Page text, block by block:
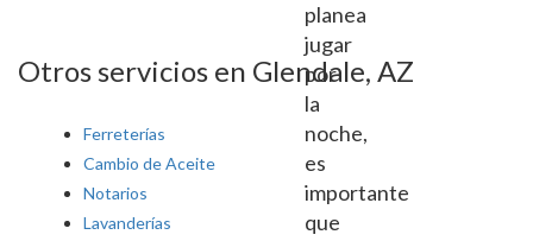
planea
jugar
por
la
noche,
es
importante
que
Otros servicios en Glendale, AZ
Ferreterías
Cambio de Aceite
Notarios
Lavanderías